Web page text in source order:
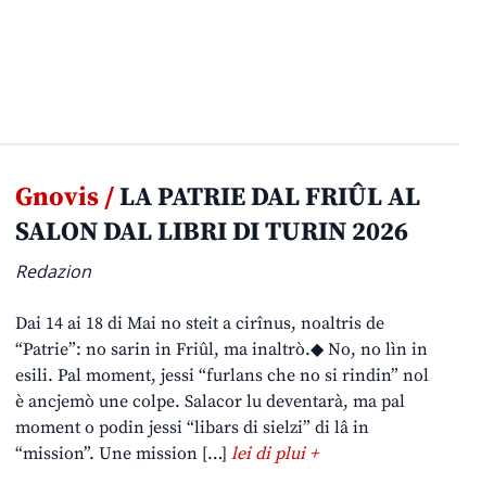
Gnovis /LA PATRIE DAL FRIÛL AL
SALON DAL LIBRI DI TURIN 2026
Redazion
Dai 14 ai 18 di Mai no steit a cirînus, noaltris de
“Patrie”: no sarin in Friûl, ma inaltrò.◆ No, no lìn in
esili. Pal moment, jessi “furlans che no si rindin” nol
è ancjemò une colpe. Salacor lu deventarà, ma pal
moment o podin jessi “libars di sielzi” di lâ in
“mission”. Une mission […]lei di plui +